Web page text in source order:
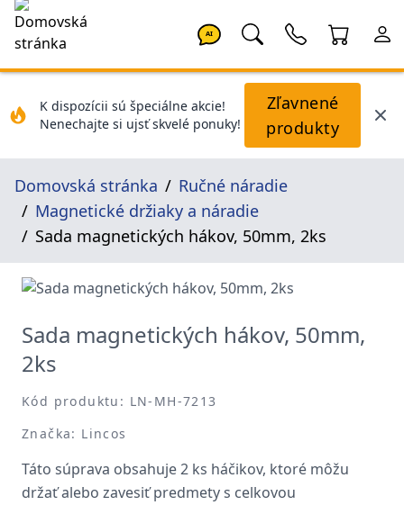
AI
K dispozícii sú špeciálne akcie!
Nenechajte si ujsť skvelé ponuky!
Zľavnené
produkty
Domovská stránka
Ručné náradie
Magnetické držiaky a náradie
Sada magnetických hákov, 50mm, 2ks
Sada magnetických hákov, 50mm,
2ks
Kód produktu: LN-MH-7213
Značka: Lincos
Táto súprava obsahuje 2 ks háčikov, ktoré môžu
držať alebo zavesiť predmety s celkovou